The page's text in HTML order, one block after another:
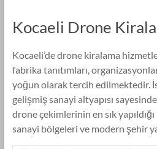
Kocaeli Drone
Kocaeli’de drone kiralama
fabrika tanıtımları,
yoğun olarak tercih edilmektedir.
gelişmiş sanayi altyapısı
drone çekimlerinin en sık
sanayi bölgeleri ve modern şehir